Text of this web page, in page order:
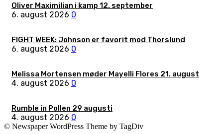
Oliver Maximilian i kamp 12. september
6. august 2026 0
FIGHT WEEK: Johnson er favorit mod Thorslund
6. august 2026 0
Melissa Mortensen møder Mayelli Flores 21. august
4. august 2026 0
Rumble in Pollen 29 augusti
4. august 2026 0
© Newspaper WordPress Theme by TagDiv